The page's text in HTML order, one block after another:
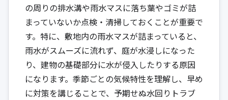
の周りの排水溝や雨水マスに落ち葉やゴミが詰
まっていないか点検・清掃しておくことが重要で
す。特に、敷地内の雨水マスが詰まっていると、
雨水がスムーズに流れず、庭が水浸しになった
り、建物の基礎部分に水が侵入したりする原因
になります。季節ごとの気候特性を理解し、早め
に対策を講じることで、予期せぬ水回りトラブ